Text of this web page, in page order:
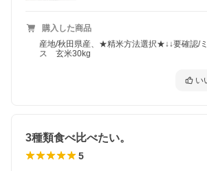
購入した商品
産地/秋田県産、★精米方法選択★↓↓要確認/
ス 玄米30kg
い
3種類食べ比べたい。
5